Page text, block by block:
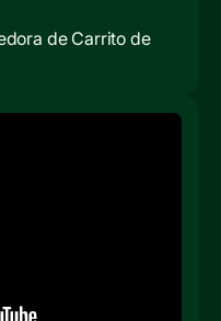
de Carrito de